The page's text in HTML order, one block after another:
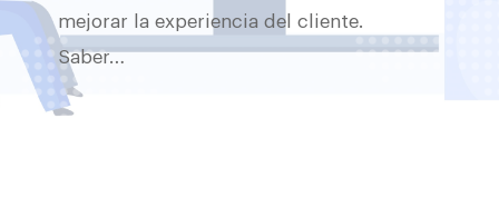
mejorar la experiencia del cliente.
Saber…